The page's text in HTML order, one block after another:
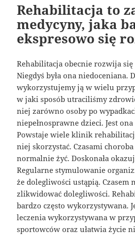
Rehabilitacja to
medycyny, jaka
ekspresowo się
Rehabilitacja obecnie rozwija
Niegdyś była ona niedoceniana.
wykorzystujemy ją w wielu
w jaki sposób utraciliśmy
niej zarówno osoby po
niepełnosprawne dzieci. Jest
Powstaje wiele klinik
niej skorzystać. Czasami
normalnie żyć. Doskonała
Regularne stymulowanie
że dolegliwości ustąpią. Czasem
zlikwidować dolegliwości.
bardzo często wykorzystywana.
leczenia wykorzystywana w
sportowców oraz ułatwia życie